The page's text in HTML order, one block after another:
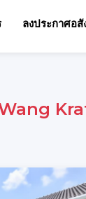
ลงประกาศอ